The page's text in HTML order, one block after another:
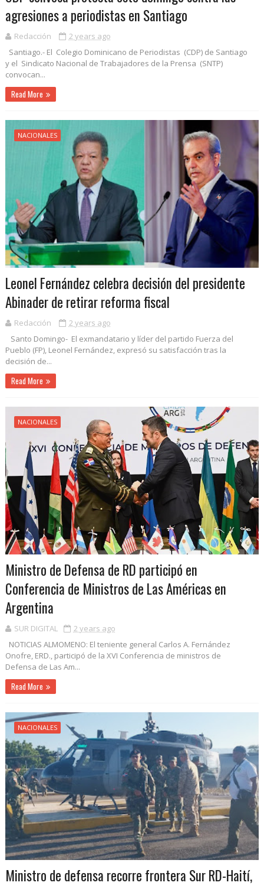
agresiones a periodistas en Santiago
Redacción
2 years ago
Santiago.- El Colegio Dominicano de Periodistas (CDP) de Santiago
y el Sindicato Nacional de Trabajadores de la Prensa (SNTP)
convocan...
Read More
NACIONALES
Leonel Fernández celebra decisión del presidente
Abinader de retirar reforma fiscal
Redacción
2 years ago
Santo Domingo- El exmandatario y líder del partido Fuerza del
Pueblo (FP), Leonel Fernández, expresó su satisfacción tras la
decisión de...
Read More
NACIONALES
Ministro de Defensa de RD participó en
Conferencia de Ministros de Las Américas en
Argentina
SUR DIGITAL
2 years ago
NOTICIAS ALMOMENO: El teniente general Carlos A. Fernández
Onofre, ERD., participó de la XVI Conferencia de ministros de
Defensa de Las Am...
Read More
NACIONALES
Ministro de defensa recorre frontera Sur RD-Haití,